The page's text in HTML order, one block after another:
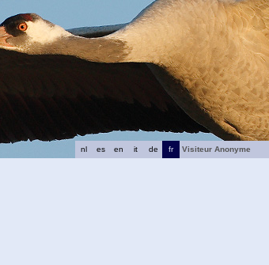
fr
de
it
en
es
nl
Visiteur Anonyme